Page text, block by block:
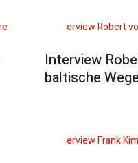
Interview
baltische